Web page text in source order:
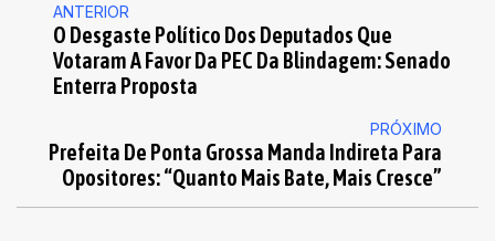
ANTERIOR
O Desgaste Político Dos Deputados Que
Votaram A Favor Da PEC Da Blindagem: Senado
Enterra Proposta
PRÓXIMO
Prefeita De Ponta Grossa Manda Indireta Para
Opositores: “quanto Mais Bate, Mais Cresce”